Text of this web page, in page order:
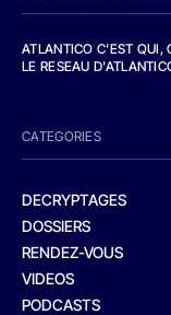
ATLANTICO C'EST QUI,
LE RESEAU
CATEGORIES
DECRYPTAGES
DOSSIERS
RENDEZ-VOUS
VIDEOS
PODCASTS